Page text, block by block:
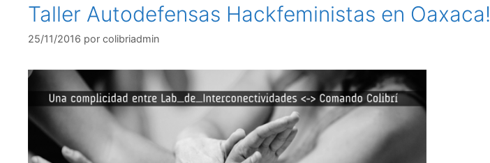
Taller Autodefensas Hackfeministas en Oaxaca!
25/11/2016 por colibriadmin